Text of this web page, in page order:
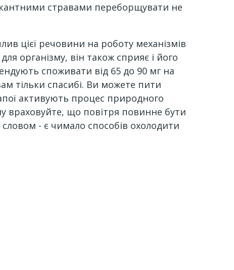
стравами переборщувати не
цієї речовини на роботу механізмів
організму, він також сприяє і його
споживати від 65 до 90 мг на
тільки спасибі. Ви можете пити
активують процес природного
враховуйте, що повітря повинне бути
- є чимало способів охолодити